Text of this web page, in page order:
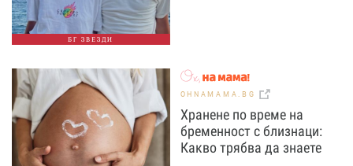
БГ ЗВЕЗДИ
OHNAMAMA.BG
Хранене по време на
бременност с близнаци:
Какво трябва да знаете